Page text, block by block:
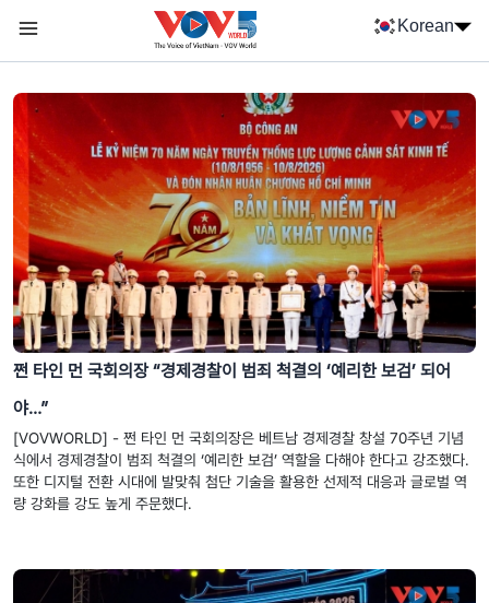
Korean
Menu trang chủ tiếng Hàn
menu phụ tiếng Hàn
쩐 타인 먼 국회의장 “경제경찰이 범죄 척결의 ‘예리한 보검’ 되어
야…”
[VOVWORLD] - 쩐 타인 먼 국회의장은 베트남 경제경찰 창설 70주년 기념
식에서 경제경찰이 범죄 척결의 ‘예리한 보검’ 역할을 다해야 한다고 강조했다.
또한 디지털 전환 시대에 발맞춰 첨단 기술을 활용한 선제적 대응과 글로벌 역
량 강화를 강도 높게 주문했다.